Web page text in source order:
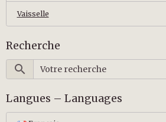
Vaisselle
Recherche
Langues – Languages